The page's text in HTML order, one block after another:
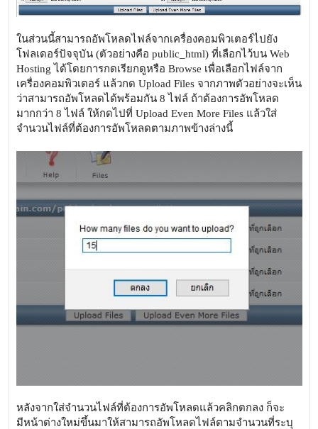
ในส่วนนี้สามารถอัพโหลดไฟล์จากเครื่องคอมพิวเตอร์ไปยัง
โฟลเดอร์ปัจจุบัน (ตัวอย่างคือ public_html) ที่เลือกไว้บน Web
Hosting ได้โดยการกดเรียกดูหรือ Browse เพื่อเลือกไฟล์จาก
เครื่องคอมพิวเตอร์ แล้วกด Upload Files จากภาพตัวอย่างจะเห็น
ว่าสามารถอัพโหลดได้พร้อมกัน 8 ไฟล์ ถ้าต้องการอัพโหลด
มากกว่า 8 ไฟล์ ให้กดไปที่ Upload Even More Files แล้วใส่
จำนวนไฟล์ที่ต้องการอัพโหลดตามภาพข้างล่างนี้
หลังจากใส่จำนวนไฟล์ที่ต้องการอัพโหลดแล้วคลิกตกลง ก็จะ
มีหน้าต่างใหม่ขึ้นมาให้สามารถอัพโหลดไฟล์ตามจำนวนที่ระบุ